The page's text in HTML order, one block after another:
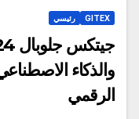
GITEX رئيسي
والذكاء
الرقمي